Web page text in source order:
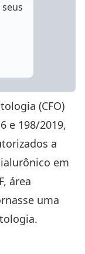
seus
(CFO)
e 198/2019,
a
em
área
uma